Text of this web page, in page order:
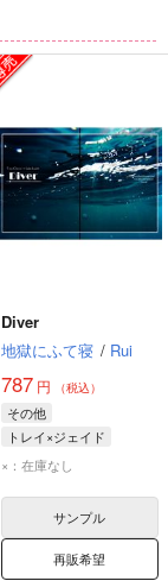
ム
表
ム
表
ム
表
Diver
地獄にふて寝 / Rui
787円 （税込）
その他
トレイ×ジェイド
トレイ・クローバー
×：在庫なし
サンプル
再販希望